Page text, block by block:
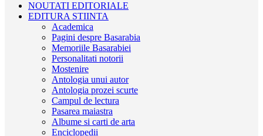
NOUTATI EDITORIALE
EDITURA STIINTA
Academica
Pagini despre Basarabia
Memoriile Basarabiei
Personalitati notorii
Mostenire
Antologia unui autor
Antologia prozei scurte
Campul de lectura
Pasarea maiastra
Albume si carti de arta
Enciclopedii